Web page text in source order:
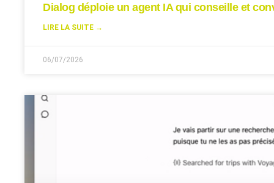
Dialog déploie un agent IA qui conseille et
LIRE LA SUITE →
06/07/2026